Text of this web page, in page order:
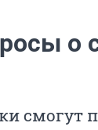
о
смогут